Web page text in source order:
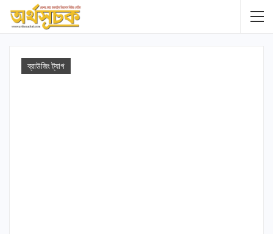
ব্রাউজিং ট্যাগ